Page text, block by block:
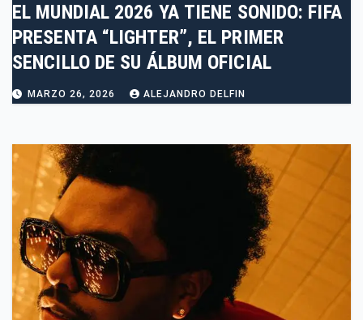
EL MUNDIAL 2026 YA TIENE SONIDO: FIFA
PRESENTA “LIGHTER”, EL PRIMER
SENCILLO DE SU ÁLBUM OFICIAL
MARZO 26, 2026 ALEJANDRO DELFIN